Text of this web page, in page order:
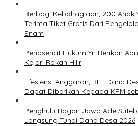
Berbagi Kebahagiaan, 200 Anak
Terima Tiket Gratis Dari
Enam
Penasehat Hukum Yn Berikan
Kejari Rokan Hilir
Efesiensi Anggaran, BLT Dana
Dapat Diberikan Kepada KPM
Penghulu Bagan Jawa Ade
Langsung Tunai Dana Desa 2026